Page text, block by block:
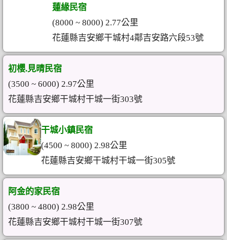
蓮緣民宿
(8000 ~ 8000) 2.77公里
花蓮縣吉安鄉干城村4鄰吉安路六段53號
初櫻.見晴民宿
(3500 ~ 6000) 2.97公里
花蓮縣吉安鄉干城村干城一街303號
干城小鎮民宿
(4500 ~ 8000) 2.98公里
花蓮縣吉安鄉干城村干城一街305號
阿金的家民宿
(3800 ~ 4800) 2.98公里
花蓮縣吉安鄉干城村干城一街307號